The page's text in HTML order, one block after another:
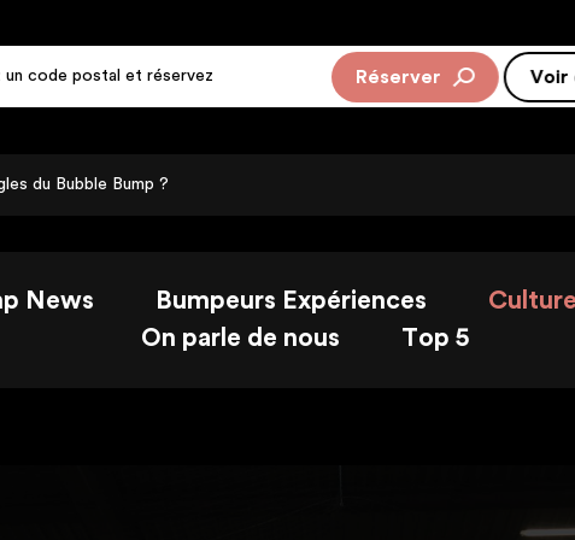
Réserver Voir
du Bubble Bump ?
News Bumpeurs Expériences
On parle de nous
Top 5